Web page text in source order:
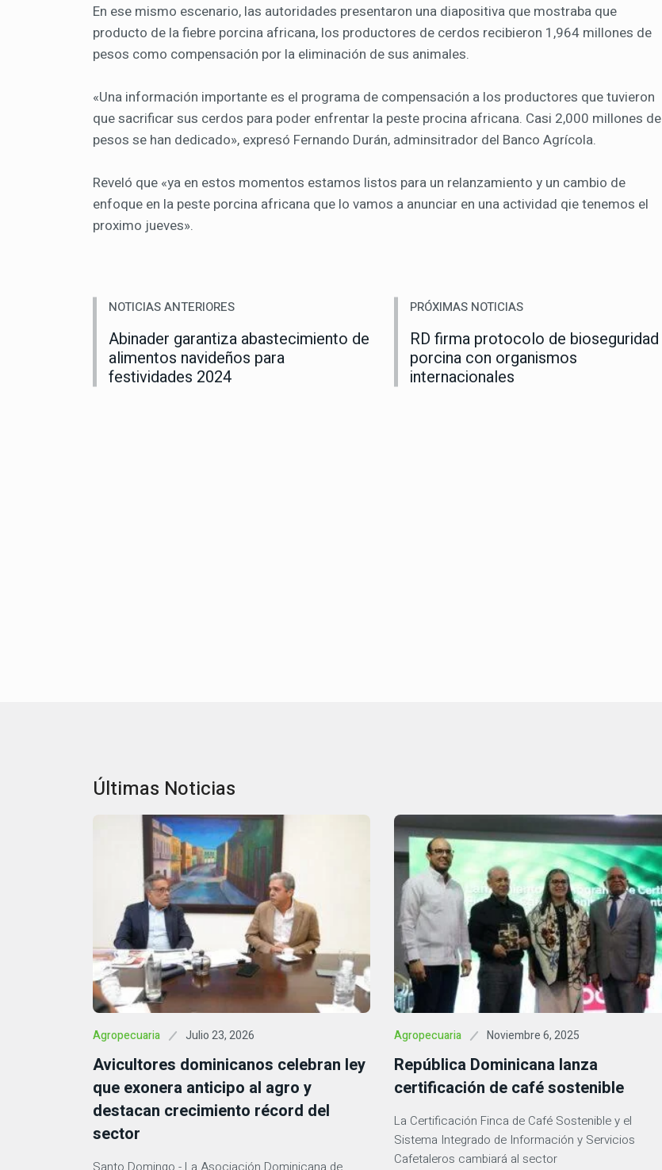
En ese mismo escenario, las autoridades presentaron una diapositiva que mostraba que
producto de la fiebre porcina africana, los productores de cerdos recibieron 1,964 millones de
pesos como compensación por la eliminación de sus animales.
«Una información importante es el programa de compensación a los productores que tuvieron
que sacrificar sus cerdos para poder enfrentar la peste procina africana. Casi 2,000 millones de
pesos se han dedicado», expresó Fernando Durán, adminsitrador del Banco Agrícola.
Reveló que «ya en estos momentos estamos listos para un relanzamiento y un cambio de
enfoque en la peste porcina africana que lo vamos a anunciar en una actividad qie tenemos el
proximo jueves».
NOTICIAS ANTERIORES
Abinader garantiza abastecimiento de
alimentos navideños para
festividades 2024
PRÓXIMAS NOTICIAS
RD firma protocolo de bioseguridad
porcina con organismos
internacionales
Últimas Noticias
Agropecuaria Julio 23, 2026
Avicultores dominicanos celebran ley
que exonera anticipo al agro y
destacan crecimiento récord del
sector
Agropecuaria Noviembre 6, 2025
República Dominicana lanza
certificación de café sostenible
La Certificación Finca de Café Sostenible y el
Sistema Integrado de Información y Servicios
Cafetaleros cambiará al sector